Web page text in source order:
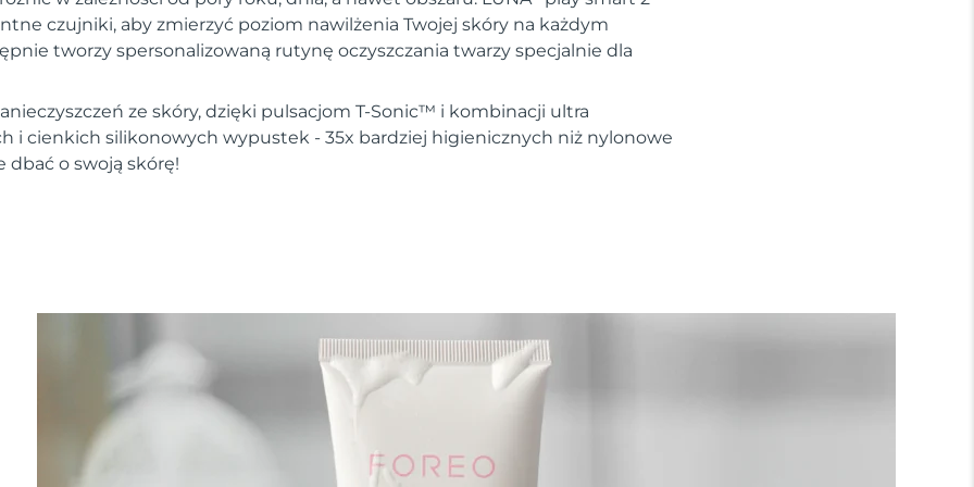
czujniki, aby zmierzyć poziom nawilżenia Twojej skóry na każdym
tworzy spersonalizowaną rutynę oczyszczania twarzy specjalnie dla
ze skóry, dzięki pulsacjom T-Sonic™ i kombinacji ultra
i cienkich silikonowych wypustek - 35x bardziej higienicznych niż nylonowe
dbać o swoją skórę!